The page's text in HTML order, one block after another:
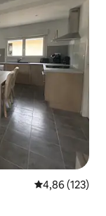
Évaluation
4,86 (123)